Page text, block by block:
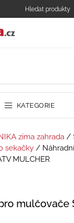
KATEGORIE
zima zahrada /
sekačky /
MULCHER
mulčovače